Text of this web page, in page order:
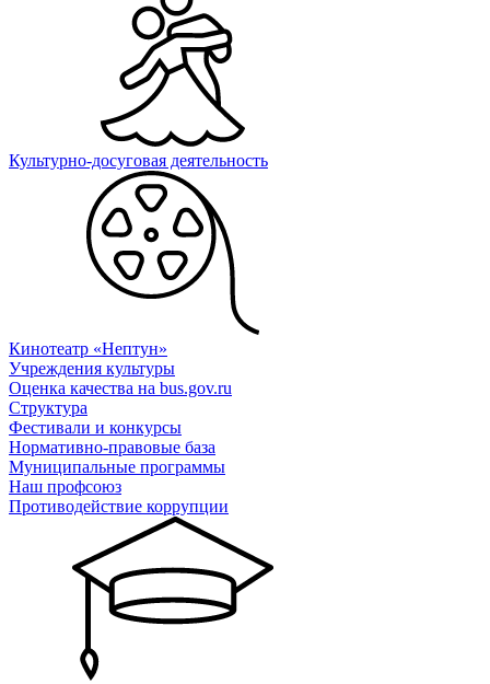
Культурно-досуговая деятельность
Кинотеатр «Нептун»
Учреждения культуры
Оценка качества на bus.gov.ru
Структура
Фестивали и конкурсы
Нормативно-правовые база
Муниципальные программы
Наш профсоюз
Противодействие коррупции